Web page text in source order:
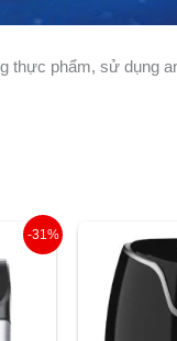
phẩm, sử dụng
-31%
Giá
hiện
tại
là:
₫.